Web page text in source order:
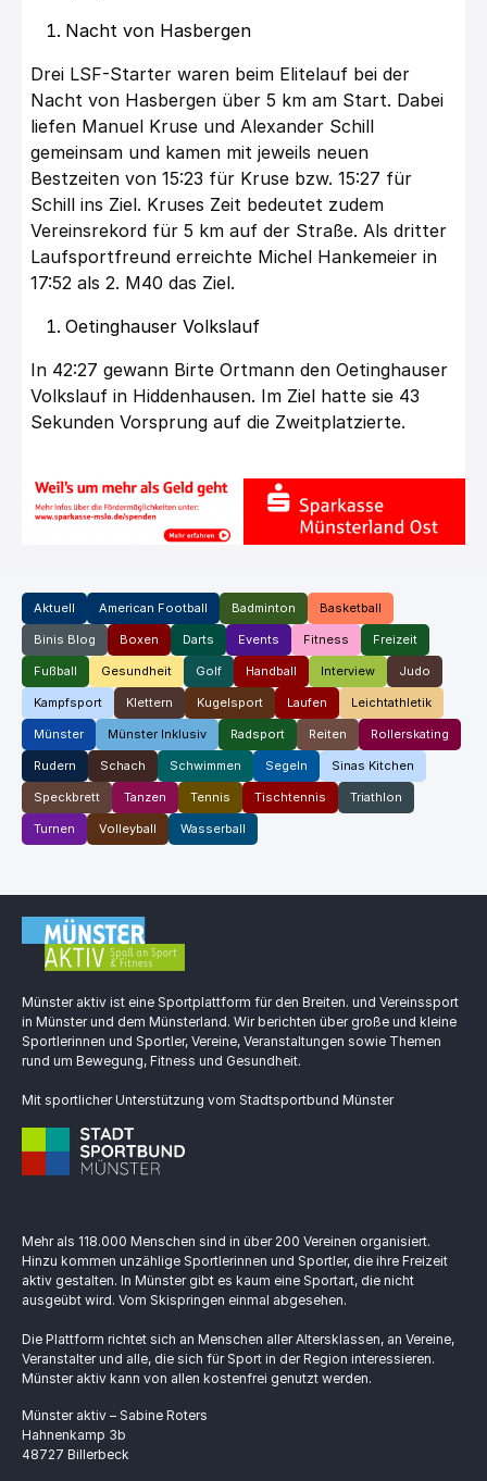
Nacht von Hasbergen
Drei LSF-Starter waren beim Elitelauf bei der
Nacht von Hasbergen über 5 km am Start. Dabei
liefen Manuel Kruse und Alexander Schill
gemeinsam und kamen mit jeweils neuen
Bestzeiten von 15:23 für Kruse bzw. 15:27 für
Schill ins Ziel. Kruses Zeit bedeutet zudem
Vereinsrekord für 5 km auf der Straße. Als dritter
Laufsportfreund erreichte Michel Hankemeier in
17:52 als 2. M40 das Ziel.
Oetinghauser Volkslauf
In 42:27 gewann Birte Ortmann den Oetinghauser
Volkslauf in Hiddenhausen. Im Ziel hatte sie 43
Sekunden Vorsprung auf die Zweitplatzierte.
Aktuell American Football Badminton Basketball
Binis Blog Boxen Darts Events Fitness Freizeit
Fußball Gesundheit Golf Handball Interview Judo
Kampfsport Klettern Kugelsport Laufen Leichtathletik
Münster Münster Inklusiv Radsport Reiten Rollerskating
Rudern Schach Schwimmen Segeln Sinas Kitchen
Speckbrett Tanzen Tennis Tischtennis Triathlon
Turnen Volleyball Wasserball
Münster aktiv ist eine Sportplattform für den Breiten. und Vereinssport
in Münster und dem Münsterland. Wir berichten über große und kleine
Sportlerinnen und Sportler, Vereine, Veranstaltungen sowie Themen
rund um Bewegung, Fitness und Gesundheit.
Mit sportlicher Unterstützung vom Stadtsportbund Münster
Mehr als 118.000 Menschen sind in über 200 Vereinen organisiert.
Hinzu kommen unzählige Sportlerinnen und Sportler, die ihre Freizeit
aktiv gestalten. In Münster gibt es kaum eine Sportart, die nicht
ausgeübt wird. Vom Skispringen einmal abgesehen.
Die Plattform richtet sich an Menschen aller Altersklassen, an Vereine,
Veranstalter und alle, die sich für Sport in der Region interessieren.
Münster aktiv kann von allen kostenfrei genutzt werden.
Münster aktiv – Sabine Roters
Hahnenkamp 3b
48727 Billerbeck